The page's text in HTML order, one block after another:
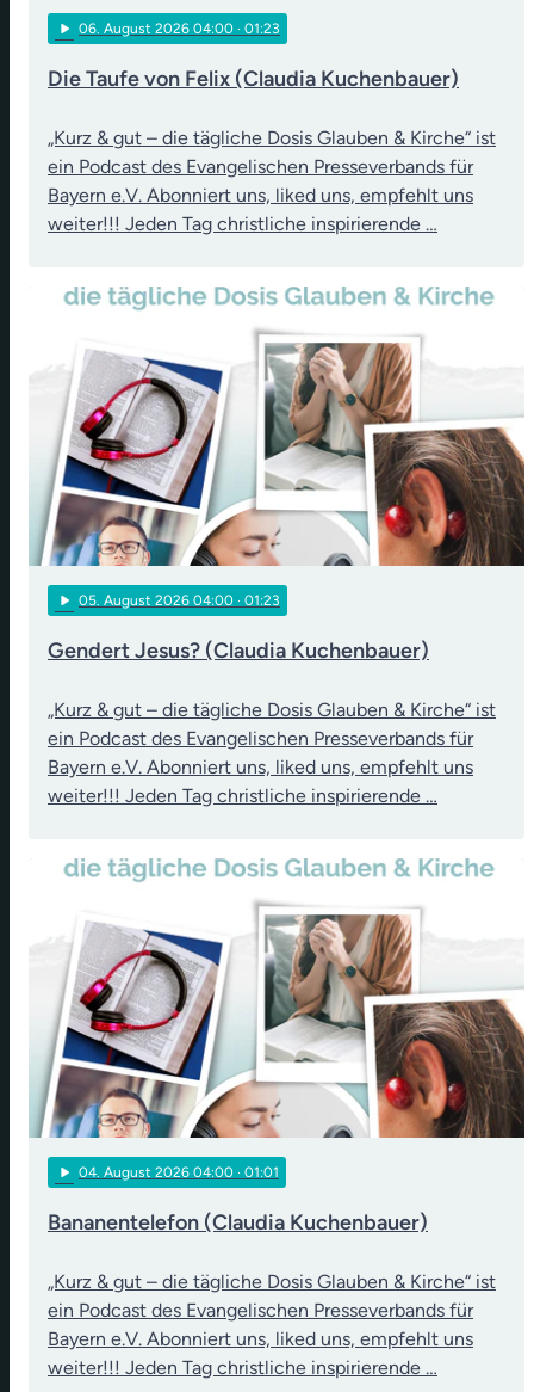
play_arrow 06. August 2026 04:00 · 01:23
Die Taufe von Felix (Claudia Kuchenbauer)
„Kurz & gut – die tägliche Dosis Glauben & Kirche“ ist
ein Podcast des Evangelischen Presseverbands für
Bayern e.V. Abonniert uns, liked uns, empfehlt uns
weiter!!! Jeden Tag christliche inspirierende …
play_arrow 05. August 2026 04:00 · 01:23
Gendert Jesus? (Claudia Kuchenbauer)
„Kurz & gut – die tägliche Dosis Glauben & Kirche“ ist
ein Podcast des Evangelischen Presseverbands für
Bayern e.V. Abonniert uns, liked uns, empfehlt uns
weiter!!! Jeden Tag christliche inspirierende …
play_arrow 04. August 2026 04:00 · 01:01
Bananentelefon (Claudia Kuchenbauer)
„Kurz & gut – die tägliche Dosis Glauben & Kirche“ ist
ein Podcast des Evangelischen Presseverbands für
Bayern e.V. Abonniert uns, liked uns, empfehlt uns
weiter!!! Jeden Tag christliche inspirierende …